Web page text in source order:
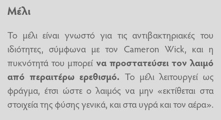
Μέλι
Το μέλι είναι γνωστό για τις αντιβακτηριακές του
ιδιότητες, σύμφωνα με τον Cameron Wick, και η
πυκνότητά του μπορεί να προστατεύσει τον λαιμό
από περαιτέρω ερεθισμό. Το μέλι λειτουργεί ως
φράγμα, έτσι ώστε ο λαιμός να μην «εκτίθεται στα
στοιχεία της φύσης γενικά, και στα υγρά και τον αέρα».